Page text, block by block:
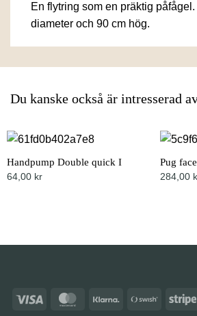
En flytring som en präktig
diameter och 90 cm hög.
Du kanske också är intresserad
Just nu 19% rabatt
Handpump Double quick I
64,00 kr
Just
Pug
284,00
Visa MasterCardKlarna Swish